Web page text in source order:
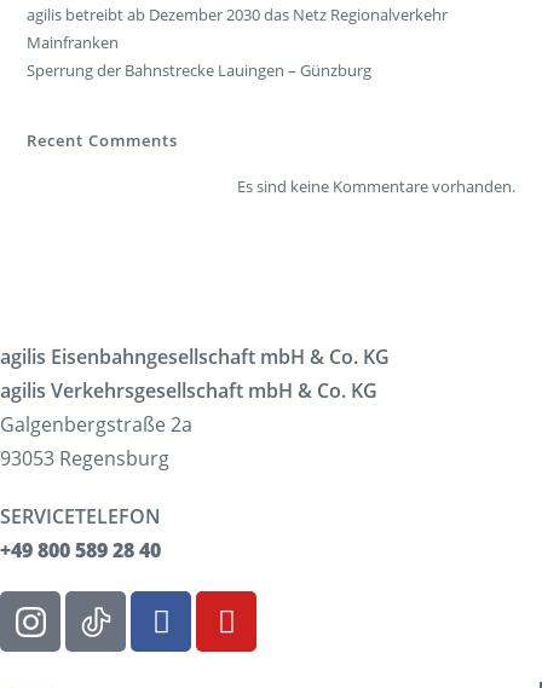
agilis betreibt ab Dezember 2030 das Netz Regionalverkehr
Mainfranken
Sperrung der Bahnstrecke Lauingen – Günzburg
Recent Comments
Es sind keine Kommentare vorhanden.
agilis Eisenbahngesellschaft mbH & Co. KG
agilis Verkehrsgesellschaft mbH & Co. KG
Galgenbergstraße 2a
93053 Regensburg
SERVICETELEFON
+49 800 589 28 40